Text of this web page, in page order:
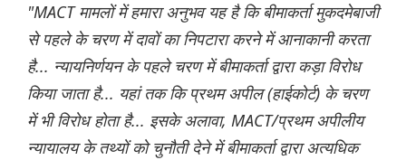
"MACT मामलों में हमारा अनुभव यह है कि बीमाकर्ता मुकदमेबाजी
से पहले के चरण में दावों का निपटारा करने में आनाकानी करता
है... न्यायनिर्णयन के पहले चरण में बीमाकर्ता द्वारा कड़ा विरोध
किया जाता है... यहां तक कि प्रथम अपील (हाईकोर्ट) के चरण
में भी विरोध होता है... इसके अलावा, MACT/प्रथम अपीलीय
न्यायालय के तथ्यों को चुनौती देने में बीमाकर्ता द्वारा अत्यधिक